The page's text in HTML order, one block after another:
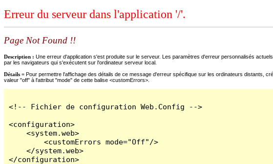
Erreur du serveur dans l'application '/'.
Page Not Found !!
Description : Une erreur d'application s'est produite sur le serveur. Les paramètres d'erreur personnalisés
par les navigateurs qui s'exécutent sur l'ordinateur serveur local.
Détails = Pour permettre l'affichage des détails de ce message d'erreur spécifique sur les ordinateurs distants,
valeur "off" à l'attribut "mode" de cette balise <customErrors>.
<!-- Fichier de configuration Web.Config -->
<configuration>
    <system.web>
        <customErrors mode="Off"/>
    </system.web>
</configuration>